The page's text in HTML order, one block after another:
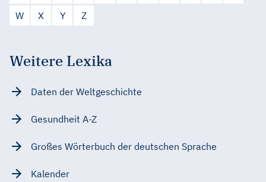
W
X Y Z
Weitere Lexika
Daten der Weltgeschichte
Gesundheit A-Z
Großes Wörterbuch der deutschen Sprache
Kalender